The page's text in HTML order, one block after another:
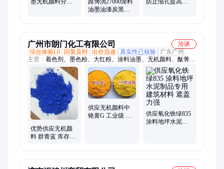
墨无机颜料分散
路博润27000涂料
油墨油漆炭黑有
防止缩孔提高流
广州市朗门化工有限公司
洽谈
综合体验L0
回复及时 出价迅速 真实性已核验
广东广州
主营： 着色剂、墨色粉、大红粉、涂料油墨、无机颜料、酞菁
蓝、橡胶塑料、有机颜料、无水硫酸镁、一水硫酸锰、无水/硫
酸镁、氧化铁红颜料、一水硫酸亚铁
优势供应无机颜
料 群青蓝 库存充
供应无机颜料中
铬黄G 工业级 现
供应氧化铁绿835
涂料地坪水泥制